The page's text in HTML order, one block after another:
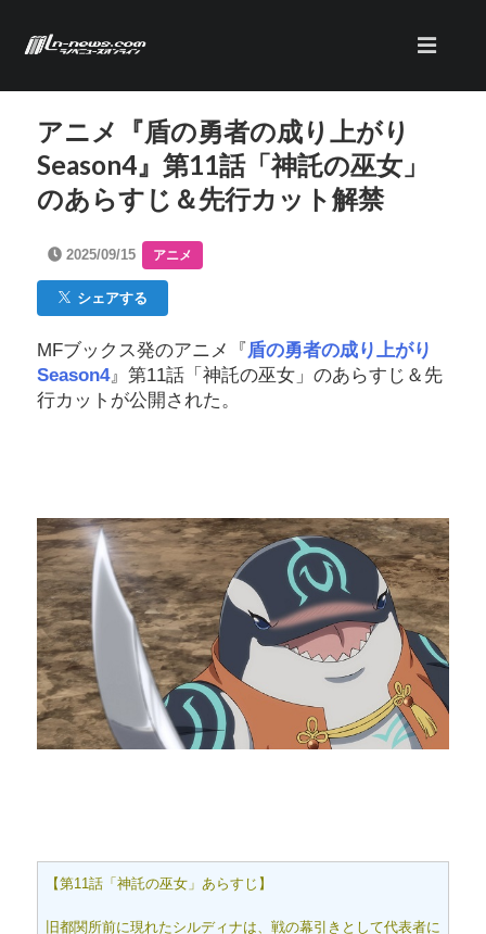
アニメ『盾の勇者の成り上がり
Season4』第11話「神託の巫女」
のあらすじ＆先行カット解禁
2025/09/15 アニメ
シェアする
MFブックス発のアニメ『 盾の勇者の成り上がり
Season4』第11話「神託の巫女」のあらすじ＆先
行カットが公開された。
【第11話「神託の巫女」あらすじ】
旧都関所前に現れたシルディナは、戦の幕引きとして代表者に